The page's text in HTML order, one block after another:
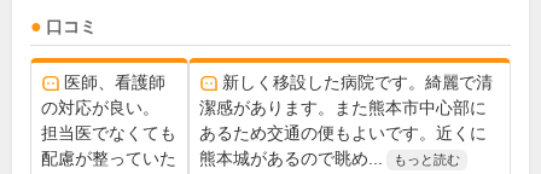
口コミ
医師、看護師
の対応が良い。
担当医でなくても
配慮が整っていた
新しく移設した病院です。綺麗で清
潔感があります。また熊本市中心部に
あるため交通の便もよいです。近くに
熊本城があるので眺め...
もっと読む